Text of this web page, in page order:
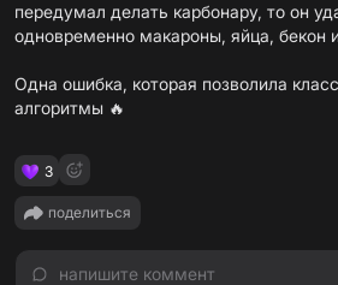
передумал делать карбонару, то он
одновременно макароны, яйца, бекон
Одна ошибка, которая позволила
алгоритмы 🔥
3
поделиться
напишите коммент